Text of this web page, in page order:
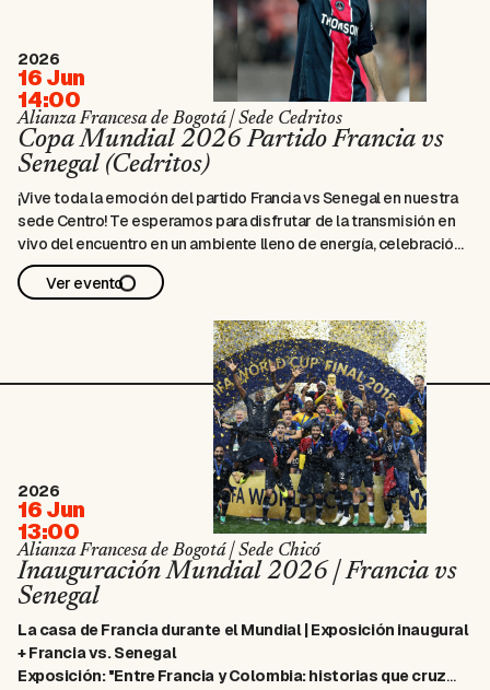
2026
16 Jun
14:00
Alianza Francesa de Bogotá | Sede Cedritos
Copa Mundial 2026 Partido Francia vs
Senegal (Cedritos)
¡Vive toda la emoción del partido Francia vs Senegal en nuestra
sede Centro! Te esperamos para disfrutar de la transmisión en
vivo del encuentro en un ambiente lleno de energía, celebración
y pasión por el fútbol y la francofonía. Apoya a tu selección
favorita y vive el Mundial en un …
Ver evento
2026
16 Jun
13:00
Alianza Francesa de Bogotá | Sede Chicó
Inauguración Mundial 2026 | Francia vs
Senegal
La casa de Francia durante el Mundial | Exposición inaugural
+ Francia vs. Senegal
Exposición:"Entre Francia y Colombia: historias que cruzan